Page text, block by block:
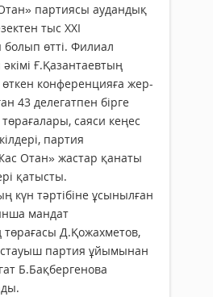
партиясы аудандық
тыс ХХІ
өтті. Филиал
Ғ.Қазантаевтың
конференцияға жер-
43 делегатпен бірге
саяси кеңес
партия
Отан» жастар қанаты
қатысты.
күн тәртібіне ұсынылған
мандат
Д.Қожахметов,
партия ұйымынан
Б.Бақбергенова